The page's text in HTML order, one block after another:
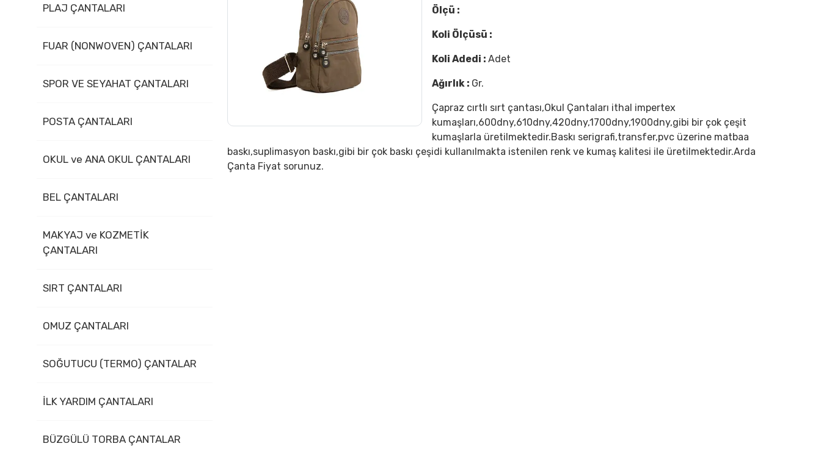
PLAJ ÇANTALARI
FUAR (NONWOVEN) ÇANTALARI
SPOR VE SEYAHAT ÇANTALARI
POSTA ÇANTALARI
OKUL ve ANA OKUL ÇANTALARI
BEL ÇANTALARI
MAKYAJ ve KOZMETİK
ÇANTALARI
SIRT ÇANTALARI
OMUZ ÇANTALARI
SOĞUTUCU (TERMO) ÇANTALAR
İLK YARDIM ÇANTALARI
BÜZGÜLÜ TORBA ÇANTALAR
Ölçü :
Koli Ölçüsü :
Koli Adedi :Adet
Ağırlık : Gr.
Çapraz cırtlı sırt çantası,Okul Çantaları ithal impertex
kumaşları,600dny,610dny,420dny,1700dny,1900dny,gibi bir çok çeşit
kumaşlarla üretilmektedir.Baskı serigrafi,transfer,pvc üzerine matbaa
baskı,suplimasyon baskı,gibi bir çok baskı çeşidi kullanılmakta istenilen renk ve kumaş kalitesi ile üretilmektedir.Arda
Çanta Fiyat sorunuz.